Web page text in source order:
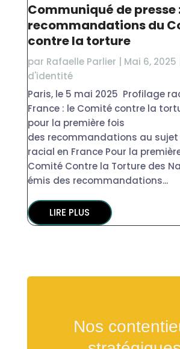
Communiqué de presse
recommandations du
contre la torture
par Rafaelle Parlier | Mai 6, 2025
d'identité
Paris, le 5 mai 2025 Profilage
France : le Comité contre la
pour la première fois
des recommandations au
racial en France Pour la
Comité Contre la Torture des
émis des recommandations...
LIRE PLUS
Nos